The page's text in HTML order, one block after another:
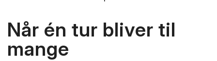
Når én tur bliver til
mange